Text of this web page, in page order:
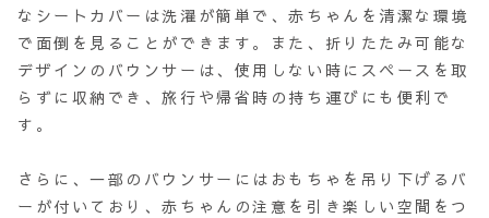
なシートカバーは洗濯が簡単で、赤ちゃんを清潔な環境
で面倒を見ることができます。また、折りたたみ可能な
デザインのバウンサーは、使用しない時にスペースを取
らずに収納でき、旅行や帰省時の持ち運びにも便利で
す。
さらに、一部のバウンサーにはおもちゃを吊り下げるバ
ーが付いており、赤ちゃんの注意を引き楽しい空間をつ